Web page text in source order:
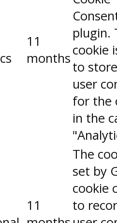
11
months
plugin.
cookie
to
user
for the
in the
11
The
set by
cookie
to